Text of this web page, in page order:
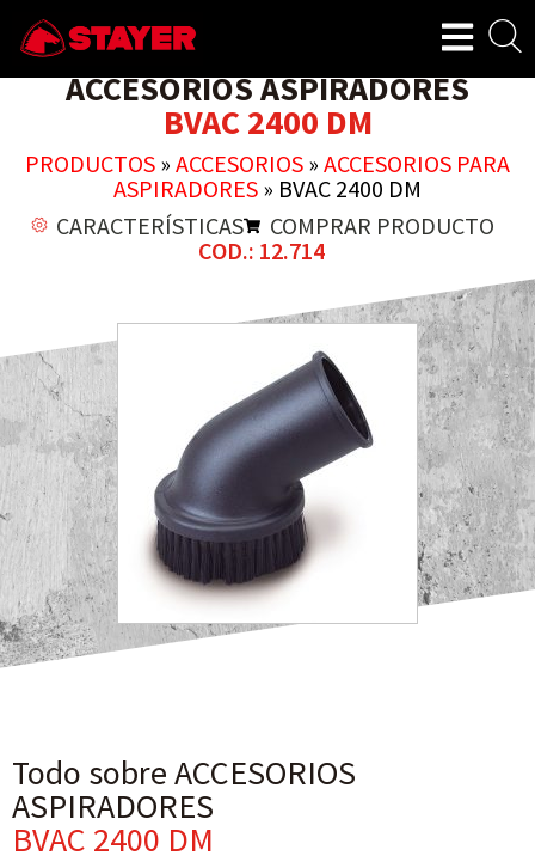
ACCESORIOS ASPIRADORES
BVAC 2400 DM
PRODUCTOS » ACCESORIOS » ACCESORIOS PARA
ASPIRADORES » BVAC 2400 DM
CARACTERÍSTICAS
COMPRAR PRODUCTO
COD.: 12.714
Todo sobre ACCESORIOS
ASPIRADORES
BVAC 2400 DM